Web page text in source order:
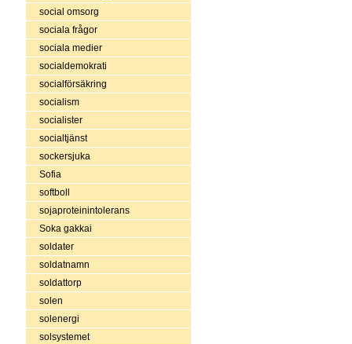
social omsorg
sociala frågor
sociala medier
socialdemokrati
socialförsäkring
socialism
socialister
socialtjänst
sockersjuka
Sofia
softboll
sojaproteinintolerans
Soka gakkai
soldater
soldatnamn
soldattorp
solen
solenergi
solsystemet